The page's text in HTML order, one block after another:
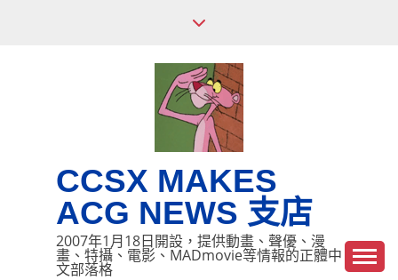
CCSX MAKES
ACG NEWS 支店
2007年1月18日開設，提供動畫、聲優、漫
畫、特攝、電影、MADmovie等情報的正體中
文部落格